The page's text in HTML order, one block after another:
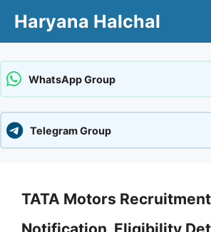
content
Haryana Halchal
WhatsApp Group
Telegram Group
TATA Motors